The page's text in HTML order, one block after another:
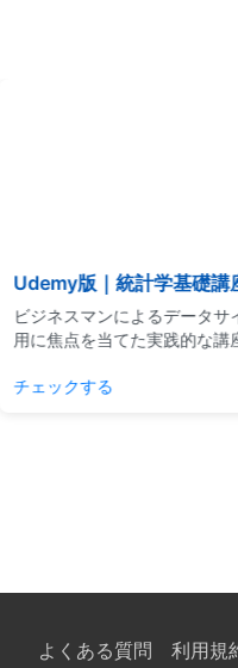
版｜統計学基礎講座
マンによるデータサイエンス
を当てた実践的な講座です
する
よくある質問 利用規